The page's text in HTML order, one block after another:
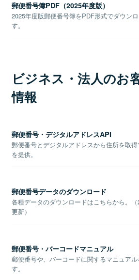
郵便番号簿PDF（2025年度版）
2025年度版郵便番号簿をPDF形式でダウン
す。
ビジネス・法人のお
情報
郵便番号・デジタルアドレスAPI
郵便番号とデジタルアドレスから住所を取
を提供。
郵便番号データのダウンロード
各種データのダウンロードはこちらから。（
更新）
郵便番号・バーコードマニュアル
郵便番号や、バーコードに関するマニュアル
す。